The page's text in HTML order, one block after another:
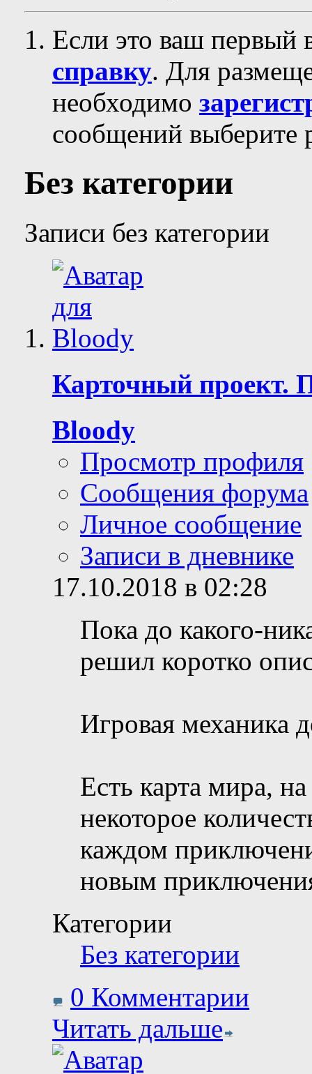
Если это ваш первый
справку. Для
необходимо
сообщений выберите
Без категории
Записи без категории
Карточный проект.
Bloody
Просмотр профиля
Сообщения форума
Личное сообщение
Записи в дневнике
17.10.2018 в 02:28
Пока до какого-
решил коротко
Игровая механика
Есть карта мира,
некоторое
каждом
новым
Категории
Без категории
0 Комментарии
Читать дальше